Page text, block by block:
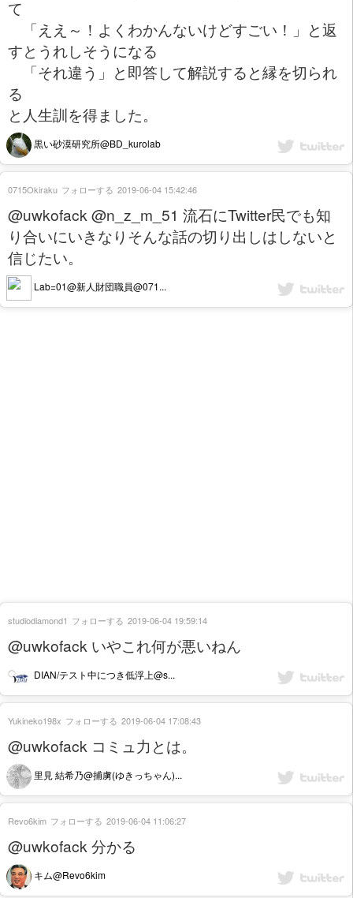
て
「ええ～！よくわかんないけどすごい！」と返
すとうれしそうになる
「それ違う」と即答して解説すると縁を切られ
る
と人生訓を得ました。
黒い砂漠研究所@BD_kurolab
@uwkofack @n_z_m_51 流石にTwitter民でも知
り合いにいきなりそんな話の切り出しはしないと
信じたい。
Lab=01@新人財団職員@071...
0715Okiraku フォローする 2019-06-04 15:42:46
@uwkofack いやこれ何が悪いねん
DIAN/テスト中につき低浮上@s...
studiodiamond1 フォローする 2019-06-04 19:59:14
@uwkofack コミュ力とは。
里見 結希乃@捕虜(ゆきっちゃん)...
Yukineko198x フォローする 2019-06-04 17:08:43
@uwkofack 分かる
キム@Revo6kim
Revo6kim フォローする 2019-06-04 11:06:27